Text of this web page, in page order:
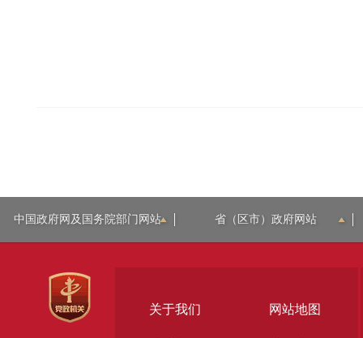
中国政府网及国务院部门网站 省（区市）政府网站
关于我们 网站地图